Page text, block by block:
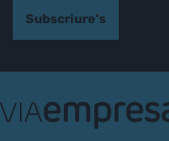
Subscriure's